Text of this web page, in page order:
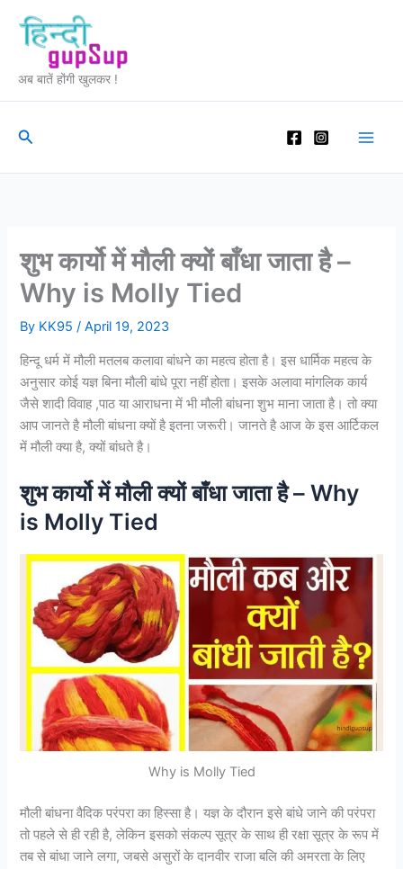
content
अब बातें होंगी खुलकर !
Search
शुभ कार्यो में मौली क्यों बाँधा जाता है –
Why is Molly Tied
By KK95/April 19, 2023
हिन्दू धर्म में मौली मतलब कलावा बांधने का महत्व होता है। इस धार्मिक महत्व के
अनुसार कोई यज्ञ बिना मौली बांधे पूरा नहीं होता। इसके अलावा मांगलिक कार्य
जैसे शादी विवाह ,पाठ या आराधना में भी मौली बांधना शुभ माना जाता है। तो क्या
आप जानते है मौली बांधना क्यों है इतना जरूरी। जानते है आज के इस आर्टिकल
में मौली क्या है, क्यों बांधते है।
शुभ कार्यो में मौली क्यों बाँधा जाता है – Why
is Molly Tied
Why is Molly Tied
मौली बांधना वैदिक परंपरा का हिस्सा है। यज्ञ के दौरान इसे बांधे जाने की परंपरा
तो पहले से ही रही है, लेकिन इसको संकल्प सूत्र के साथ ही रक्षा सूत्र के रूप में
तब से बांधा जाने लगा, जबसे असुरों के दानवीर राजा बलि की अमरता के लिए